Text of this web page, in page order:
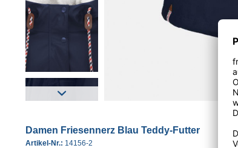
Damen Friesennerz Blau Teddy-Futter
Artikel-Nr.: 14156-2